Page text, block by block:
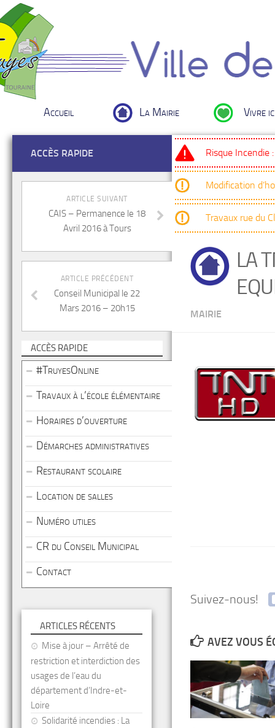
Accueil La Mairie Vivre
Risque Incendie
Modification
Travaux rue du
LA
MAIRIE
Suivez-nous!
AVEZ VOUS
ACCÈS RAPIDE
ARTICLE SUIVANT
CAIS – Permanence le 18
Avril 2016 à Tours
ARTICLE PRÉCÉDENT
Conseil Municipal le 22
Mars 2016 – 20h15
ACCÈS RAPIDE
#TruyesOnline
Travaux à l’école élémentaire
Horaires d’ouverture
Démarches administratives
Restaurant scolaire
Location de salles
Numéro utiles
CR du Conseil Municipal
Contact
ARTICLES RÉCENTS
Mise à jour – Arrêté de
restriction et interdiction des
usages de l’eau du
département d’Indre-et-
Loire
Solidarité incendies : La